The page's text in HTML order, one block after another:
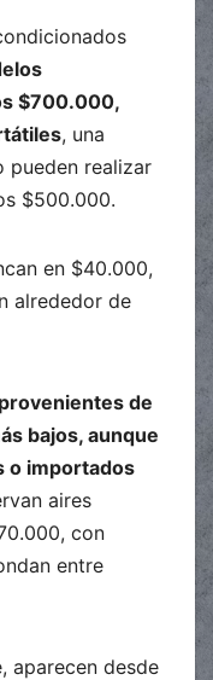
$700.000,
, una
pueden realizar
$500.000.
en $40.000,
alrededor de
de
bajos, aunque
o importados
aires
con
entre
aparecen desde